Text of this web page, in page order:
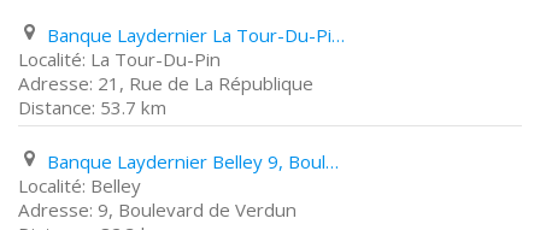
Banque Laydernier La Tour-Du-Pin 21, Rue de La République
La Tour-Du-Pin
21, Rue de La République
53.7 km
Banque Laydernier Belley 9, Boulevard de Verdun
Belley
9, Boulevard de Verdun